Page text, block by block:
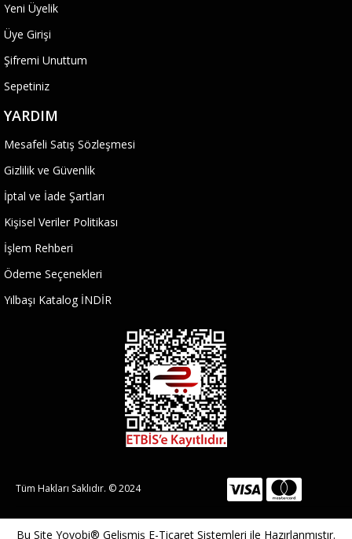
Yeni Üyelik
Üye Girişi
Şifremi Unuttum
Sepetiniz
YARDIM
Mesafeli Satış Sözleşmesi
Gizlilik ve Güvenlik
İptal ve İade Şartları
Kişisel Veriler Politikası
İşlem Rehberi
Ödeme Seçenekleri
Yılbaşı Katalog İNDİR
Tüm Hakları Saklıdır. © 2024
Bu Site Yoyobi® Gelişmiş E-Ticaret Sistemleri ile Hazırlanmıştır.